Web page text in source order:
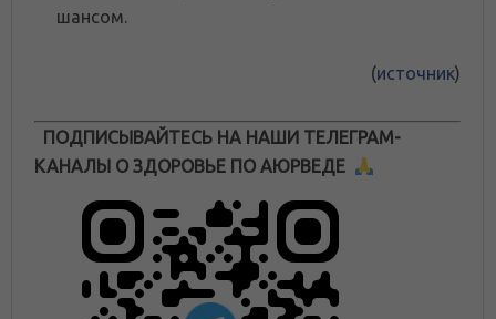
шансом.
(источник)
ПОДПИСЫВАЙТЕСЬ НА НАШИ ТЕЛЕГРАМ-
КАНАЛЫ О ЗДОРОВЬЕ ПО АЮРВЕДЕ